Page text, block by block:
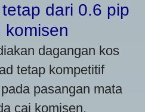
dari 0.6 pip
komisen
dagangan kos
tetap kompetitif
pasangan mata
caj komisen.